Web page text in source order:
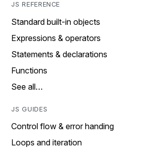
JS REFERENCE
Standard built-in objects
Expressions & operators
Statements & declarations
Functions
See all…
JS GUIDES
Control flow & error handing
Loops and iteration